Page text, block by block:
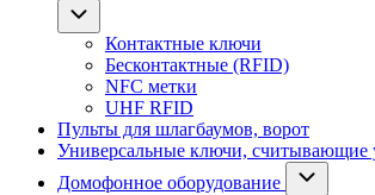
Контактные ключи
Бесконтактные (RFID)
NFC метки
UHF RFID
Пульты для шлагбаумов, ворот
Универсальные ключи, считывающие
Домофонное оборудование